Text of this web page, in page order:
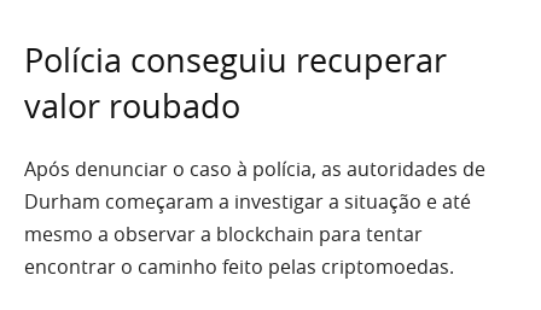
Polícia conseguiu recuperar
valor roubado
Após denunciar o caso à polícia, as autoridades de
Durham começaram a investigar a situação e até
mesmo a observar a blockchain para tentar
encontrar o caminho feito pelas criptomoedas.